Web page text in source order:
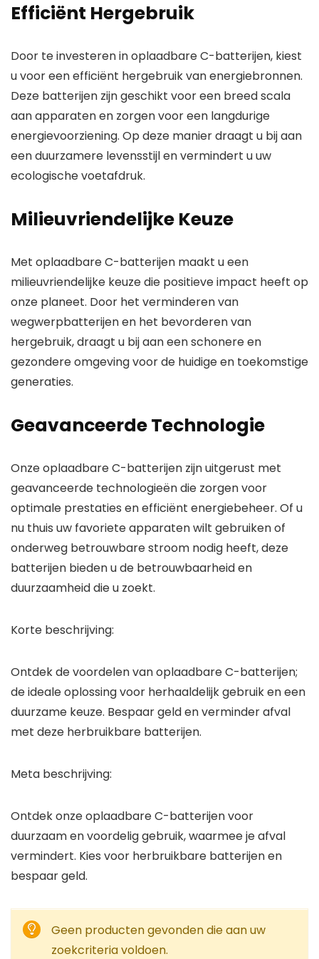
Efficiënt Hergebruik
Door te investeren in oplaadbare C-batterijen, kiest
u voor een efficiënt hergebruik van energiebronnen.
Deze batterijen zijn geschikt voor een breed scala
aan apparaten en zorgen voor een langdurige
energievoorziening. Op deze manier draagt u bij aan
een duurzamere levensstijl en vermindert u uw
ecologische voetafdruk.
Milieuvriendelijke Keuze
Met oplaadbare C-batterijen maakt u een
milieuvriendelijke keuze die positieve impact heeft op
onze planeet. Door het verminderen van
wegwerpbatterijen en het bevorderen van
hergebruik, draagt u bij aan een schonere en
gezondere omgeving voor de huidige en toekomstige
generaties.
Geavanceerde Technologie
Onze oplaadbare C-batterijen zijn uitgerust met
geavanceerde technologieën die zorgen voor
optimale prestaties en efficiënt energiebeheer. Of u
nu thuis uw favoriete apparaten wilt gebruiken of
onderweg betrouwbare stroom nodig heeft, deze
batterijen bieden u de betrouwbaarheid en
duurzaamheid die u zoekt.
Korte beschrijving:
Ontdek de voordelen van oplaadbare C-batterijen;
de ideale oplossing voor herhaaldelijk gebruik en een
duurzame keuze. Bespaar geld en verminder afval
met deze herbruikbare batterijen.
Meta beschrijving:
Ontdek onze oplaadbare C-batterijen voor
duurzaam en voordelig gebruik, waarmee je afval
vermindert. Kies voor herbruikbare batterijen en
bespaar geld.
Geen producten gevonden die aan uw
zoekcriteria voldoen.